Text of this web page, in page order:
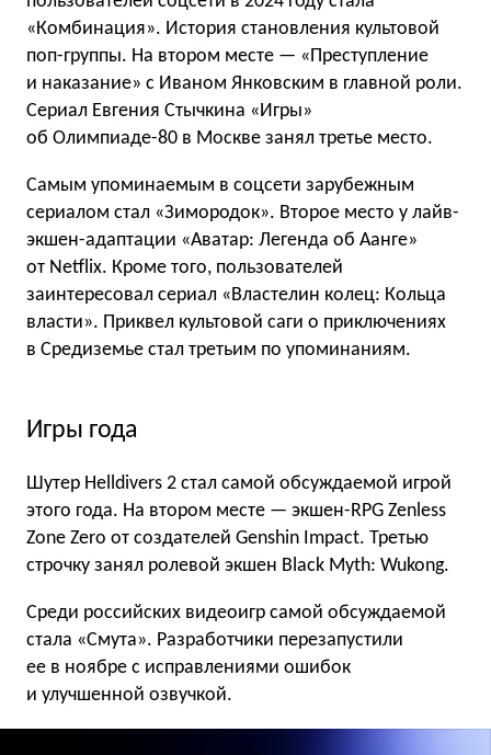
«Комбинация». История становления культовой
поп-группы. На втором месте — «Преступление
и наказание» с Иваном Янковским в главной роли.
Сериал Евгения Стычкина «Игры»
об Олимпиаде-80 в Москве занял третье место.
Самым упоминаемым в соцсети зарубежным
сериалом стал «Зимородок». Второе место у лайв-
экшен-адаптации «Аватар: Легенда об Аанге»
от Netflix. Кроме того, пользователей
заинтересовал сериал «Властелин колец: Кольца
власти». Приквел культовой саги о приключениях
в Средиземье стал третьим по упоминаниям.
Игры года
Шутер Helldivers 2 стал самой обсуждаемой игрой
этого года. На втором месте — экшен-RPG Zenless
Zone Zero от создателей Genshin Impact. Третью
строчку занял ролевой экшен Black Myth: Wukong.
Среди российских видеоигр самой обсуждаемой
стала «Смута». Разработчики перезапустили
ее в ноябре с исправлениями ошибок
и улучшенной озвучкой.